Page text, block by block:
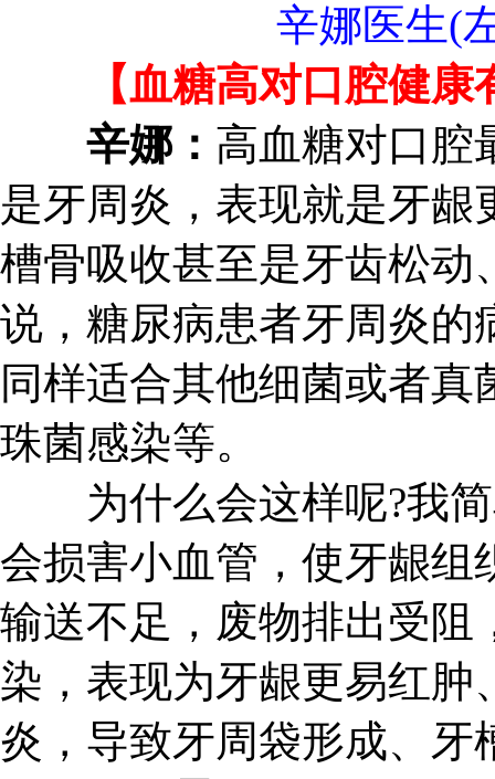
辛娜医生(
【血糖高对口腔健康
辛娜： 高血糖对口腔
是牙周炎，表现就是牙
槽骨吸收甚至是牙齿松动
说，糖尿病患者牙周炎的
同样适合其他细菌或者
珠菌感染等。
为什么会这样呢?我简
会损害小血管，使牙龈组
输送不足，废物排出受阻
染，表现为牙龈更易红肿
炎，导致牙周袋形成、牙